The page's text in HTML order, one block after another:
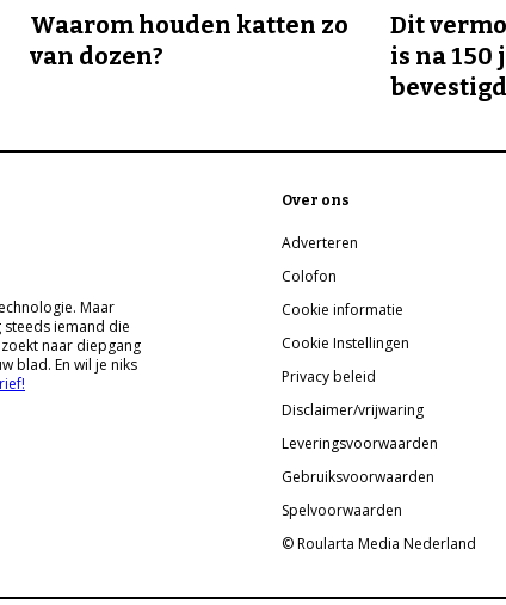
Waarom houden katten zo
van dozen?
Dit
is na
bevestigd
Maar
iemand die
naar diepgang
blad. En wil je niks
Over ons
Adverteren
Colofon
Cookie informatie
Cookie Instellingen
Privacy beleid
Disclaimer/vrijwaring
Leveringsvoorwaarden
Gebruiksvoorwaarden
Spelvoorwaarden
© Roularta Media Nederland